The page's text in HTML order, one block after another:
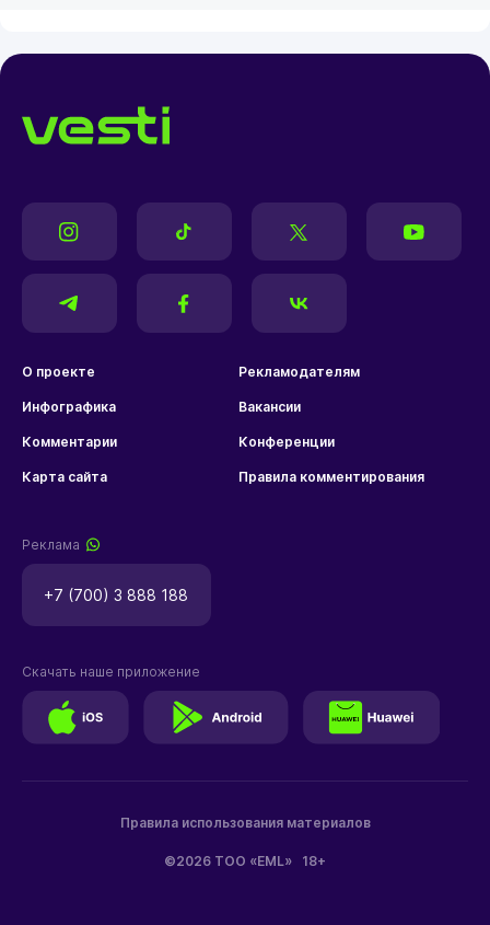
О проекте Рекламодателям
Инфографика Вакансии
Комментарии Конференции
Карта сайта Правила комментирования
Реклама
+7 (700) 3 888 188
©2026 ТОО «EML» 18+
Правила использования материалов
Скачать наше приложение